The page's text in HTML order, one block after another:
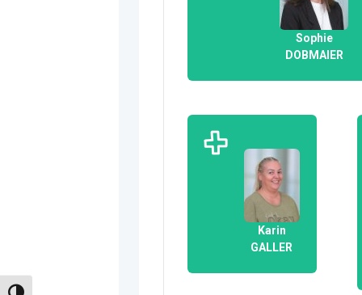
Sophie
DOBMAIER
Karin
GALLER